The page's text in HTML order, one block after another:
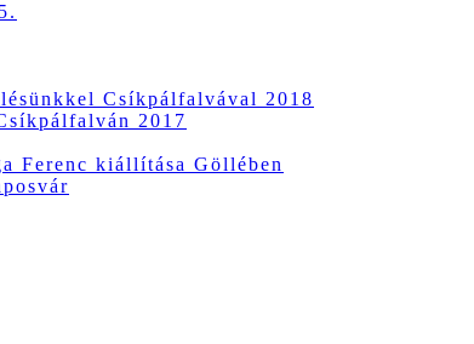
Csíkpálfalvával 2018
2017
Ferenc kiállítása Göllében